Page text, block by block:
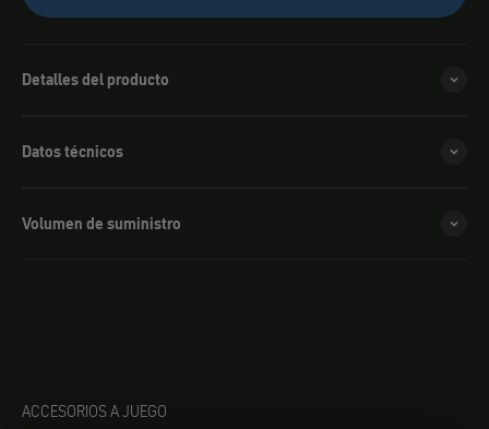
Detalles del producto
Datos técnicos
Volumen de suministro
ACCESORIOS A JUEGO